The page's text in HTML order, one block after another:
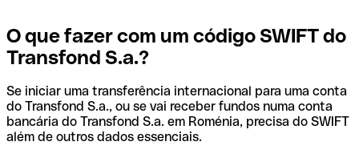
O que fazer com um código SWIFT do
Transfond S.a.?
Se iniciar uma transferência internacional para uma conta
do Transfond S.a., ou se vai receber fundos numa conta
bancária do Transfond S.a. em Roménia, precisa do SWIFT
além de outros dados essenciais.